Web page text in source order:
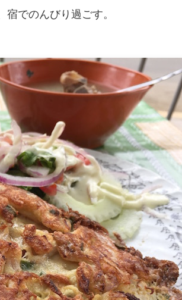
でのんびり過ごす。